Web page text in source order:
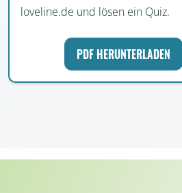
loveline.de und lösen ein Quiz.
PDF HERUNTERLADEN